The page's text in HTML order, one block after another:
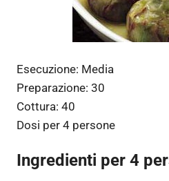
Esecuzione: Media
Preparazione: 30
Cottura: 40
Dosi per 4 persone
Ingredienti per 4